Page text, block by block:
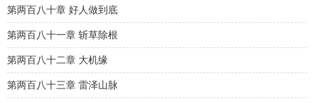
第两百八十章 好人做到底
第两百八十一章 斩草除根
第两百八十二章 大机缘
第两百八十三章 雷泽山脉